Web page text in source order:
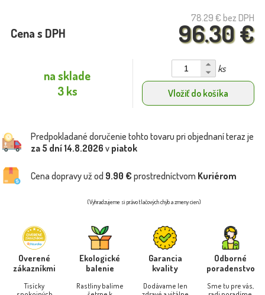
78.29 € bez DPH
96.30 €
Cena s DPH
na sklade
3 ks
ks
Vložiť do košíka
Predpokladané doručenie tohto tovaru pri objednaní teraz je
za 5 dní14.8.2026 v piatok
Cena dopravy už od 9.90 € prostredníctvom Kuriérom
(Vyhradzujeme si právo tlačových chýb a zmeny cien)
Overené
zákazníkmi
Tisícky
Ekologické
balenie
Rastliny balíme
Garancia
kvality
Dodávame len
Odborné
poradenstvo
Sme tu pre vás,